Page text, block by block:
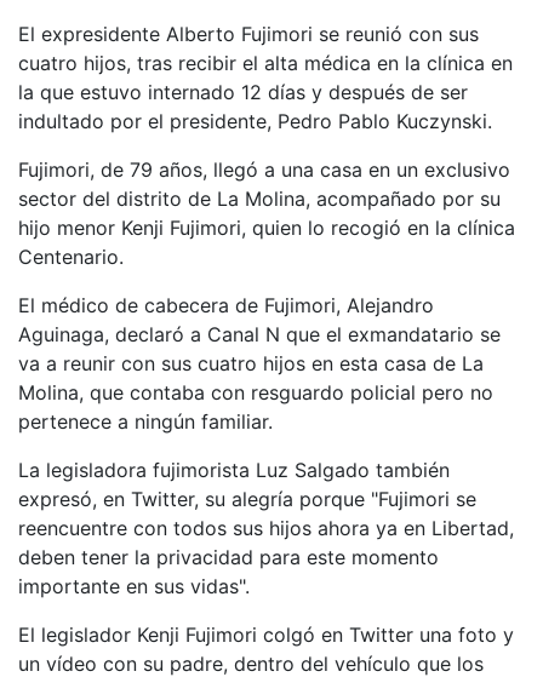
El expresidente Alberto Fujimori se reunió con sus
cuatro hijos, tras recibir el alta médica en la clínica en
la que estuvo internado 12 días y después de ser
indultado por el presidente, Pedro Pablo Kuczynski.
Fujimori, de 79 años, llegó a una casa en un exclusivo
sector del distrito de La Molina, acompañado por su
hijo menor Kenji Fujimori, quien lo recogió en la clínica
Centenario.
El médico de cabecera de Fujimori, Alejandro
Aguinaga, declaró a Canal N que el exmandatario se
va a reunir con sus cuatro hijos en esta casa de La
Molina, que contaba con resguardo policial pero no
pertenece a ningún familiar.
La legisladora fujimorista Luz Salgado también
expresó, en Twitter, su alegría porque "Fujimori se
reencuentre con todos sus hijos ahora ya en Libertad,
deben tener la privacidad para este momento
importante en sus vidas".
El legislador Kenji Fujimori colgó en Twitter una foto y
un vídeo con su padre, dentro del vehículo que los